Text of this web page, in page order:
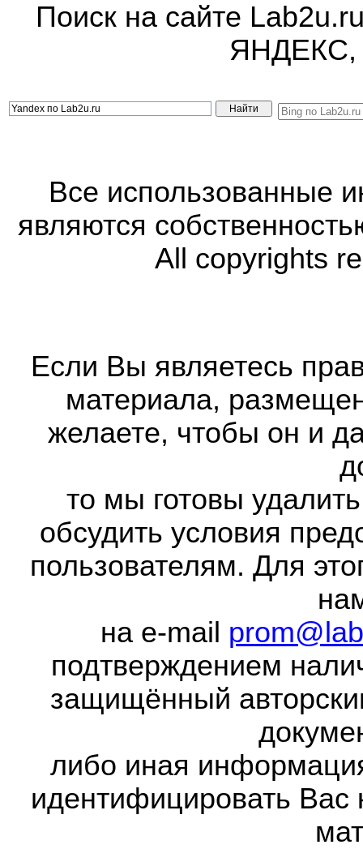
Поиск на сайте
ЯНДЕКС,
Все использованные
являются
All copyrights
Если Вы являетесь
материала,
желаете, чтобы он и
то мы готовы
обсудить условия
пользователям. Для
на e-mail
подтверждением
защищённый
либо иная
идентифицировать Вас